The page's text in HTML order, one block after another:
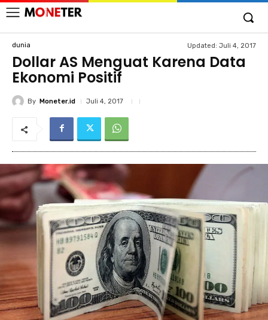
dunia Updated: Juli 4, 2017
Dollar AS Menguat Karena Data
Ekonomi Positif
By Moneter.id Juli 4, 2017